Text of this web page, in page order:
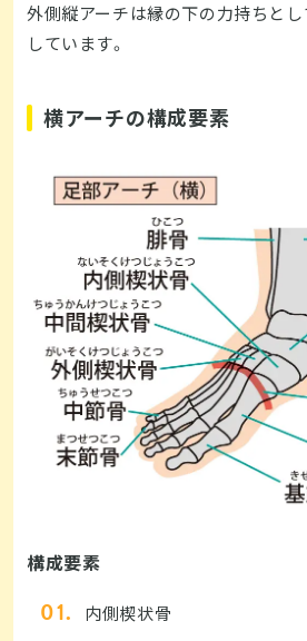
外側縦アーチは縁の下の力持ちと
しています。
横アーチの構成要素
構成要素
内側楔状骨